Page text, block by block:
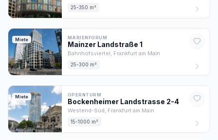
25-350 m²
Miete MARIENFORUM
Mainzer Landstraße 1
Bahnhofsviertel, Frankfurt am Main
25-300 m²
Miete OPERNTURM
Bockenheimer Landstrasse 2-4
Westend-Süd, Frankfurt am Main
15-1000 m²